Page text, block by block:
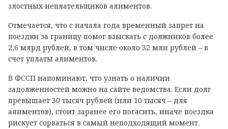
злостных неплательщиков алиментов.
Отмечается, что с начала года временный запрет на
поездки за границу помог взыскать с должников более
2,6 млрд рублей, в том числе около 32 млн рублей – в
счет уплаты алиментов.
В ФССП напоминают, что узнать о наличии
задолженностей можно на сайте ведомства. Если долг
превышает 30 тысяч рублей (или 10 тысяч – для
алиментов), стоит заранее его погасить, иначе поездка
рискует сорваться в самый неподходящий момент.